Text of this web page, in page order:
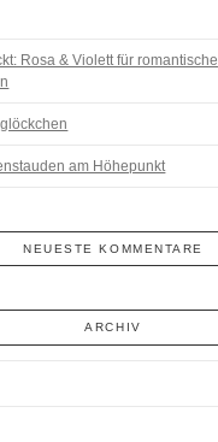
Rosa & Violett für romantische
am Höhepunkt
NEUESTE KOMMENTARE
ARCHIV